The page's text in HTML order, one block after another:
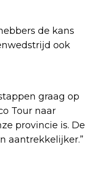
de kans
ook
graag op
Tour naar
provincie is. De
aantrekkelijker.”